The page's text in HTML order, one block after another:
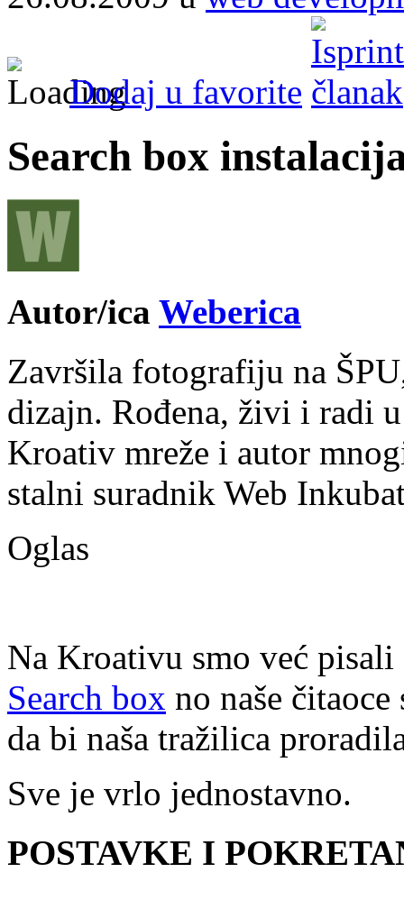
Dodaj u favorite
Search box
Autor/ica Weberica
Završila fotografiju na
dizajn. Rođena, živi i radi
Kroativ mreže i autor
stalni suradnik Web
Oglas
Na Kroativu smo već
Search box no naše
da bi naša tražilica
Sve je vrlo jednostavno.
POSTAVKE I